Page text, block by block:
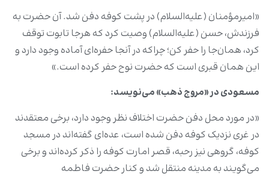
«امیرمؤمنان (علیه‌السلام) در پشت کوفه دفن شد. آن حضرت به
فرزندش، حسن (علیه‌السلام) وصیت کرد که هرجا تابوت توقف
کرد، همان‌جا را حفر کن؛ چراکه در آنجا حفره‌ای آماده وجود دارد و
این همان قبری است که حضرت نوح حفر کرده است.»
مسعودی در «مروج ذهب» می‌نویسد:
«در مورد محل دفن حضرت اختلاف نظر وجود دارد، برخی معتقدند
در غری نزدیک کوفه دفن شده است، عده‌ای گفته‌اند در مسجد
کوفه، گروهی نیز رحبه، قصر امارت کوفه را ذکر کرده‌اند و برخی
می‌گویند به مدینه منتقل شد و کنار حضرت فاطمه